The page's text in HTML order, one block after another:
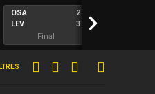
OSA
LEV
2
3
Final
>